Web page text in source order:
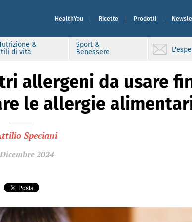
HealthYou Ricette Prodotti
&
di vita
Sport &
Benessere
allergeni da usare
le allergie
Speciani
2024